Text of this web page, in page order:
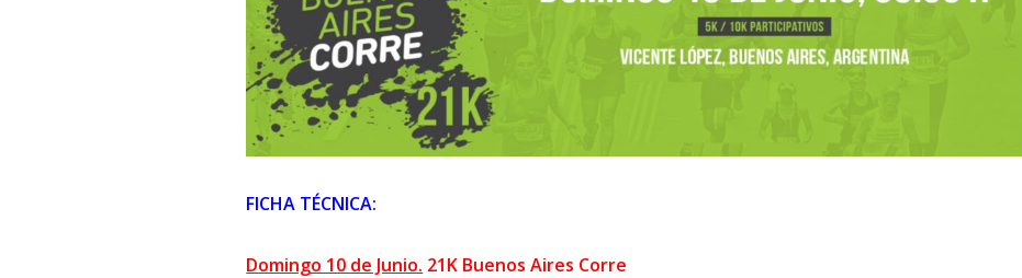
FICHA TÉCNICA:
Domingo 10 de Junio. 21K Buenos Aires Corre